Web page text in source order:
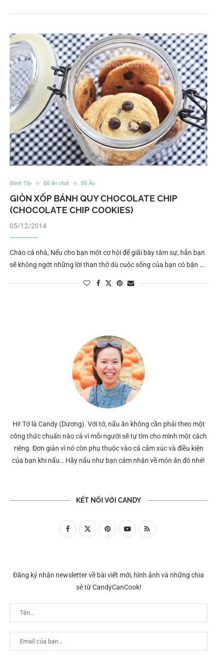
Bánh Tây Đồ ăn chơi Đồ Âu
GIÒN XỐP BÁNH QUY CHOCOLATE CHIP
(CHOCOLATE CHIP COOKIES)
05/12/2014
Chào cả nhà, Nếu cho bạn một cơ hội để giãi bày tâm sự, hẳn bạn
sẽ không ngớt những lời than thở dù cuộc sống của bạn có bận …
Hi! Tớ là Candy (Dương). Với tớ, nấu ăn không cần phải theo một
công thức chuẩn nào cả vì mỗi người sẽ tự tìm cho mình một cách
riêng. Đơn giản vì nó còn phụ thuộc vào cả cảm xúc và điều kiện
của bạn khi nấu… Hãy nấu như bạn cảm nhận về món ăn đó nhé!
KẾT NỐI VỚI CANDY
Đăng ký nhận newsletter về bài viết mới, hình ảnh và những chia
sẻ từ CandyCanCook!